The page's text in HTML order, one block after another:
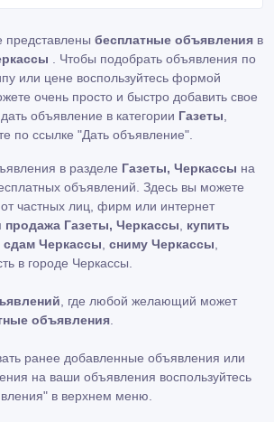
представлены бесплатные объявления в
. Чтобы подобрать объявления по
или цене воспользуйтесь формой
очень просто и быстро добавить свое
объявление в категории Газеты
по ссылке "Дать объявление"
в разделе Газеты, Черкассы на
объявлений. Здесь вы можете
от частных лиц, фирм или интернет
продажа Газеты, Черкассы
купить
сдам Черкассы сниму Черкассы
в городе Черкассы.
, где любой желающий может
объявления
ранее добавленные объявления или
на ваши объявления воспользуйтесь
в верхнем меню.